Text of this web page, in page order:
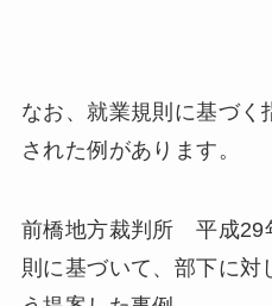
なお、就業規則に基づく
された例があります。
前橋地方裁判所 平成
則に基づいて、部下に対